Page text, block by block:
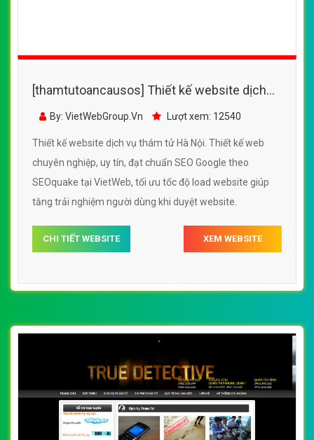
[thamtutoancausos] Thiết kế website dịch
vụ thám tử Hà Nội đẹp SEO nhanh hiệu quả
By: VietWebGroup.Vn Lượt xem: 12540
Thiết kế website dịch vụ thám tử Hà Nội. Thiết kế web
chuyên nghiệp, uy tín, đạt chuẩn SEO Google theo
SEOquake tại VietWeb, tối ưu tốc độ load website giúp
tăng trải nghiệm người dùng khi duyệt website.
CHI TIẾT WEBSITE XEM WEBSITE